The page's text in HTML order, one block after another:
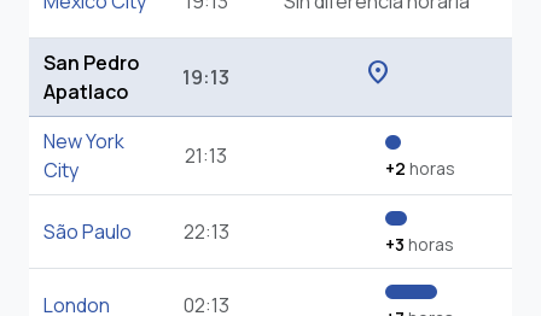
San Pedro
Apatlaco
19:13 location_on
New York
City
21:13 +2 horas
São Paulo 22:13 +3 horas
London 02:13